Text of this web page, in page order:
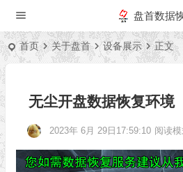
盘首数据
首页 关于盘首 设备展示 正文
无尘开盘数据恢复环境
2023年 6月 29日17:59:10 阅读